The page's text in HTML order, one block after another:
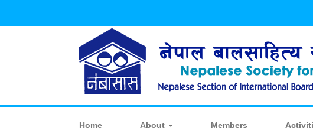
Home About Members